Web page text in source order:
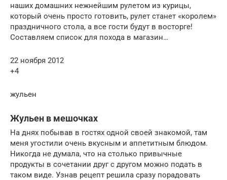
наших домашних нежнейшим рулетом из курицы,
который очень просто готовить, рулет станет «королем»
праздничного стола, а все гости будут в восторге!
Составляем список для похода в магазин…
22 ноября 2012
+4
жульен
Жульен в мешочках
На днях побывав в гостях одной своей знакомой, там
меня угостили очень вкусным и аппетитным блюдом.
Никогда не думала, что на столько привычные
продукты в сочетании друг с другом можно подать в
таком виде. Узнав рецепт решила сразу порадовать